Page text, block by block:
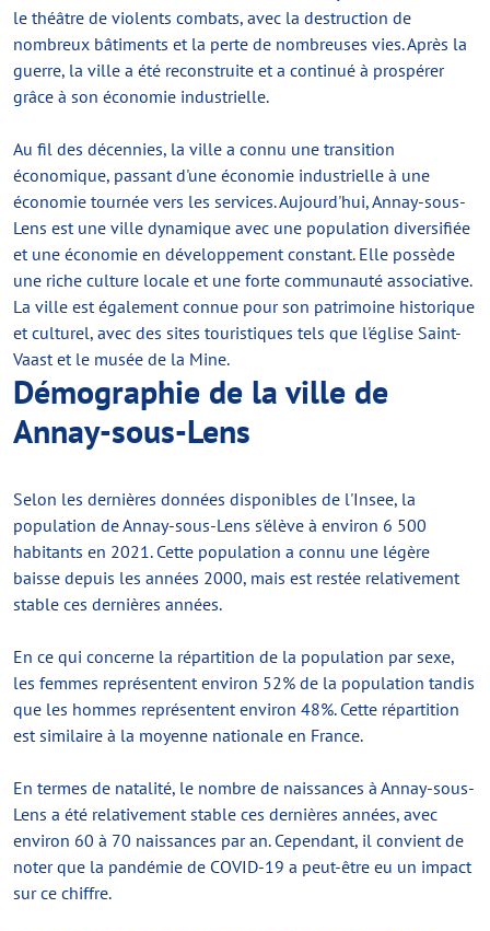
le théâtre de violents combats, avec la destruction de
nombreux bâtiments et la perte de nombreuses vies. Après la
guerre, la ville a été reconstruite et a continué à prospérer
grâce à son économie industrielle.
Au fil des décennies, la ville a connu une transition
économique, passant d'une économie industrielle à une
économie tournée vers les services. Aujourd'hui, Annay-sous-
Lens est une ville dynamique avec une population diversifiée
et une économie en développement constant. Elle possède
une riche culture locale et une forte communauté associative.
La ville est également connue pour son patrimoine historique
et culturel, avec des sites touristiques tels que l'église Saint-
Vaast et le musée de la Mine.
Démographie de la ville de
Annay-sous-Lens
Selon les dernières données disponibles de l'Insee, la
population de Annay-sous-Lens s'élève à environ 6 500
habitants en 2021. Cette population a connu une légère
baisse depuis les années 2000, mais est restée relativement
stable ces dernières années.
En ce qui concerne la répartition de la population par sexe,
les femmes représentent environ 52% de la population tandis
que les hommes représentent environ 48%. Cette répartition
est similaire à la moyenne nationale en France.
En termes de natalité, le nombre de naissances à Annay-sous-
Lens a été relativement stable ces dernières années, avec
environ 60 à 70 naissances par an. Cependant, il convient de
noter que la pandémie de COVID-19 a peut-être eu un impact
sur ce chiffre.